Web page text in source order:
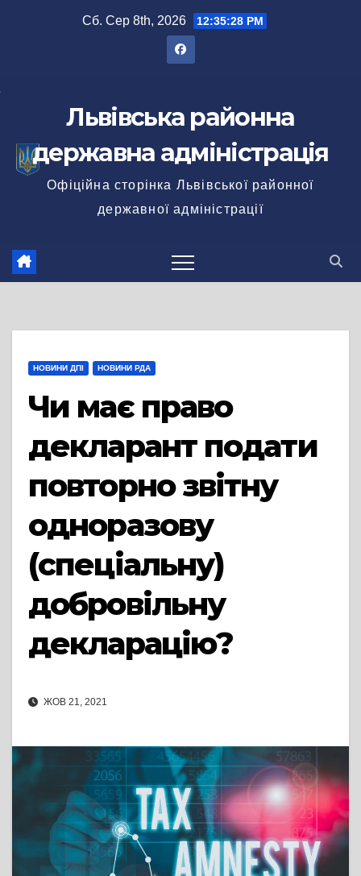
Сб. Сер 8th, 2026 12:35:29 PM
Львівська районна
державна адміністрація
Офіційна сторінка Львівської районної
державної адміністрації
НОВИНИ ДПІ НОВИНИ РДА
Чи має право
декларант подати
повторно звітну
одноразову
(спеціальну)
добровільну
декларацію?
ЖОВ 21, 2021